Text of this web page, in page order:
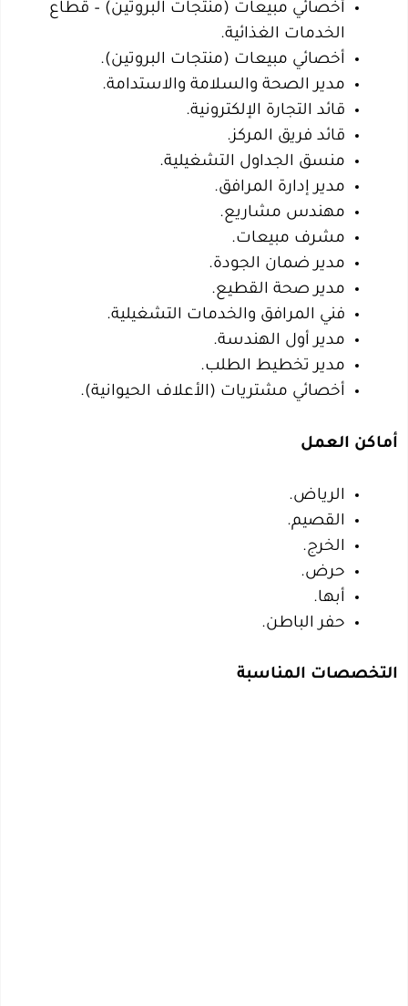
أخصائي مبيعات (منتجات البروتين) – قطاع
الخدمات الغذائية.
أخصائي مبيعات (منتجات البروتين).
مدير الصحة والسلامة والاستدامة.
قائد التجارة الإلكترونية.
قائد فريق المركز.
منسق الجداول التشغيلية.
مدير إدارة المرافق.
مهندس مشاريع.
مشرف مبيعات.
مدير ضمان الجودة.
مدير صحة القطيع.
فني المرافق والخدمات التشغيلية.
مدير أول الهندسة.
مدير تخطيط الطلب.
أخصائي مشتريات (الأعلاف الحيوانية).
أماكن العمل
الرياض.
القصيم.
الخرج.
حرض.
أبها.
حفر الباطن.
التخصصات المناسبة